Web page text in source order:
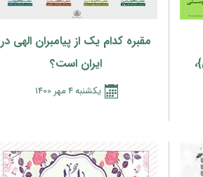
مقبره کدام یک از پیامبران الهی در
ایران است؟
يكشنبه4مهر 1400